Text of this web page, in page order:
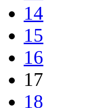
14
15
16
17
18